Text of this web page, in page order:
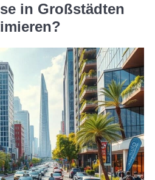
in Großstädten